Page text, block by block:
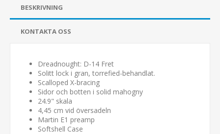
BESKRIVNING
KONTAKTA OSS
Dreadnought: D-14 Fret
Solitt lock i gran, torrefied-behandlat.
Scalloped X-bracing
Sidor och botten i solid mahogny
24.9" skala
4,45 cm vid översadeln
Martin E1 preamp
Softshell Case